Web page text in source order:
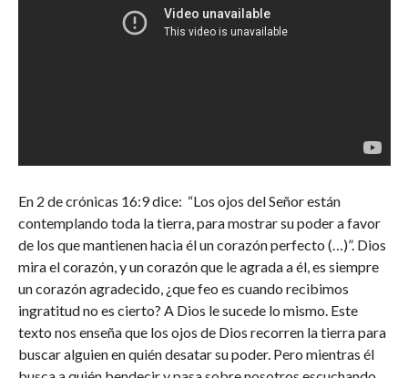
En 2 de crónicas 16:9 dice: “Los ojos del Señor están
contemplando toda la tierra, para mostrar su poder a favor
de los que mantienen hacia él un corazón perfecto (…)”. Dios
mira el corazón, y un corazón que le agrada a él, es siempre
un corazón agradecido, ¿que feo es cuando recibimos
ingratitud no es cierto? A Dios le sucede lo mismo. Este
texto nos enseña que los ojos de Dios recorren la tierra para
buscar alguien en quién desatar su poder. Pero mientras él